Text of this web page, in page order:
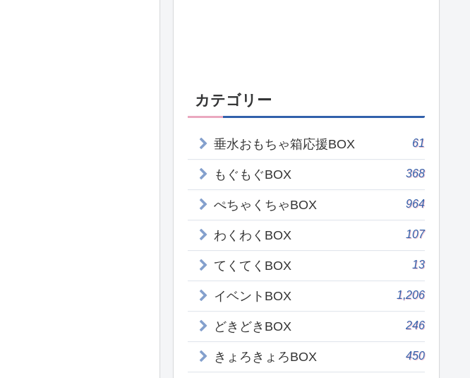
カテゴリー
垂水おもちゃ箱応援BOX 61
もぐもぐBOX 368
ぺちゃくちゃBOX 964
わくわくBOX 107
てくてくBOX 13
イベントBOX 1,206
どきどきBOX 246
きょろきょろBOX 450